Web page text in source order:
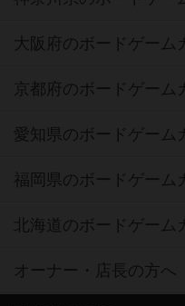
大阪府のボードゲーム
京都府のボードゲーム
愛知県のボードゲーム
福岡県のボードゲーム
北海道のボードゲーム
オーナー・店長の方へ